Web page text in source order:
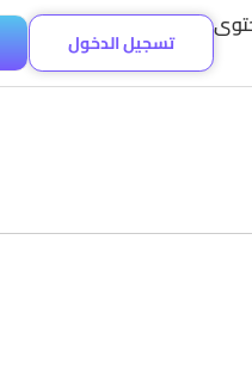
تسجيل الدخول